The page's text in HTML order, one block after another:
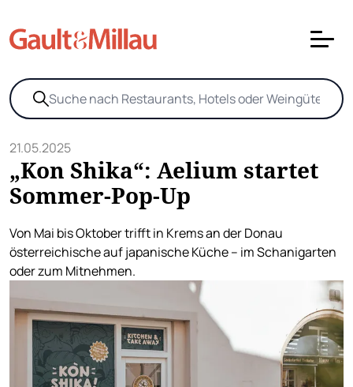
21.05.2025
„Kon Shika“: Aelium startet
Sommer-Pop-Up
Von Mai bis Oktober trifft in Krems an der Donau
österreichische auf japanische Küche – im Schanigarten
oder zum Mitnehmen.